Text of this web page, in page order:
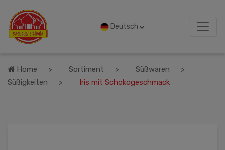
Deutsch
Home Sortiment
Süßwaren
Süßigkeiten
Iris mit Schokogeschmack